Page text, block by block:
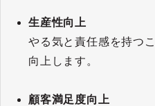
生産性向上
やる気と責任感を持つ
向上します。
顧客満足度向上